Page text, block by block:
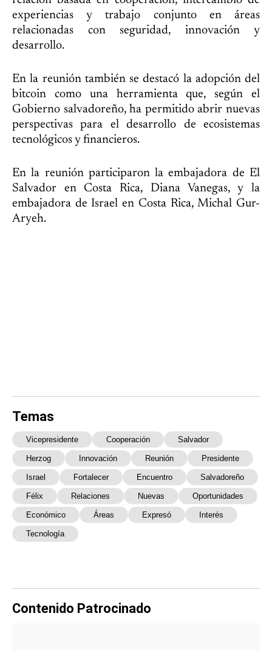
experiencias y trabajo conjunto en áreas
relacionadas con seguridad, innovación y
desarrollo.
En la reunión también se destacó la adopción del
bitcoin como una herramienta que, según el
Gobierno salvadoreño, ha permitido abrir nuevas
perspectivas para el desarrollo de ecosistemas
tecnológicos y financieros.
En la reunión participaron la embajadora de El
Salvador en Costa Rica, Diana Vanegas, y la
embajadora de Israel en Costa Rica, Michal Gur-
Aryeh.
Temas
Vicepresidente Cooperación Salvador
Herzog Innovación Reunión Presidente
Israel Fortalecer Encuentro Salvadoreño
Félix Relaciones Nuevas Oportunidades
Económico Áreas Expresó Interés
Tecnología
Contenido Patrocinado